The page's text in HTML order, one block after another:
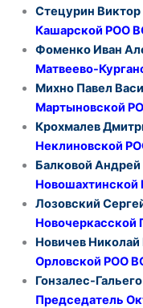
Стецурин Виктор
Кашарской РОО
Фоменко Иван
Матвеево-
Михно Павел
Мартыновской
Крохмалев
Неклиновской
Балковой Андрей
Лозовский
Новочеркасской
Новичев Николай
Орловской РОО
Гонзалес-
Председатель